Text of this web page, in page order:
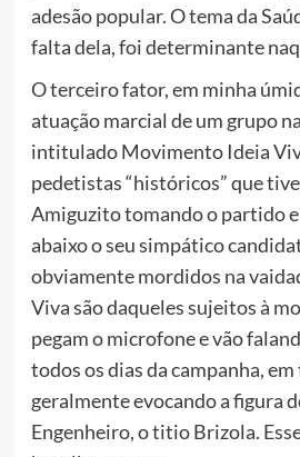
adesão popular. O tema da
falta dela, foi determinante
O terceiro fator, em minha
atuação marcial de um grupo
intitulado Movimento Ideia
pedetistas “históricos” que
Amiguzito tomando o partido
abaixo o seu simpático
obviamente mordidos na
Viva são daqueles sujeitos à
pegam o microfone e vão
todos os dias da campanha, em
geralmente evocando a figura
Engenheiro, o titio Brizola.